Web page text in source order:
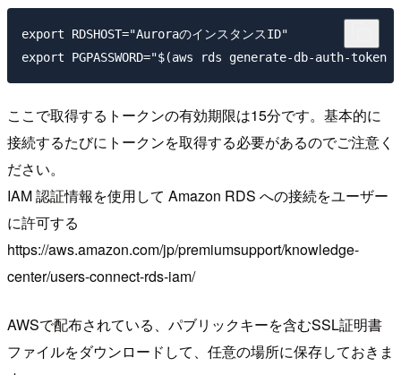
export RDSHOST="AuroraのインスタンスID"
ここで取得するトークンの有効期限は15分です。基本的に
接続するたびにトークンを取得する必要があるのでご注意く
ださい。
IAM 認証情報を使用して Amazon RDS への接続をユーザー
に許可する
https://aws.amazon.com/jp/premiumsupport/knowledge-
center/users-connect-rds-iam/
AWSで配布されている、パブリックキーを含むSSL証明書
ファイルをダウンロードして、任意の場所に保存しておきま